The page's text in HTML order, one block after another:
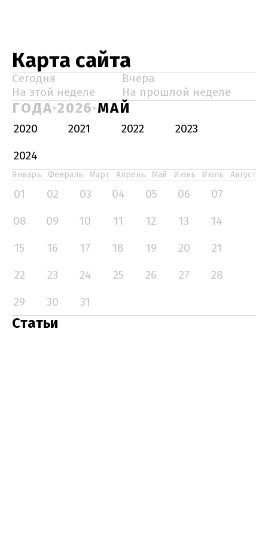
Карта сайта
Сегодня
Вчера
На этой неделе
На прошлой неделе
ГОДА 2026 МАЙ
2020 2021 2022
2023
2024
Январь Февраль Март Апрель Май Июнь Июль Август
01 02 03 04 05 06
07
08
09 10 11 12 13
14
15
16 17 18 19 20
21
22
23 24 25 26 27
28
29
30 31
Статьи